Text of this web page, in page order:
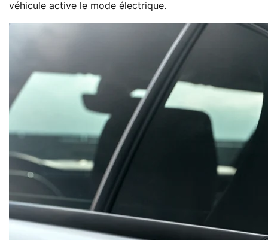
véhicule active le mode électrique.